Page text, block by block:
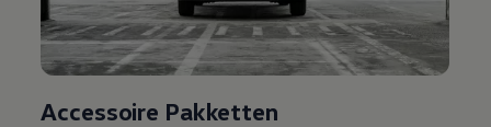
Accessoire Pakketten